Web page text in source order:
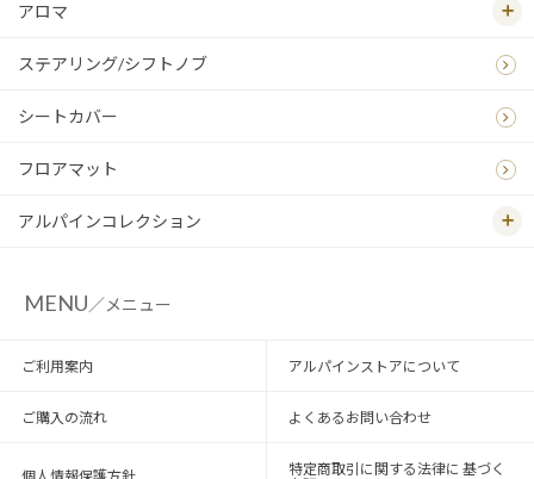
アロマ
ステアリング/シフトノブ
シートカバー
フロアマット
アルパインコレクション
MENU／メニュー
ご利用案内 アルパインストアについて
ご購入の流れ よくあるお問い合わせ
特定商取引に関する法律に 基づく